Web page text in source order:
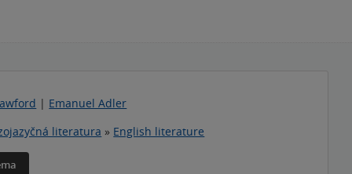
| Emanuel Adler
literatura » English literature